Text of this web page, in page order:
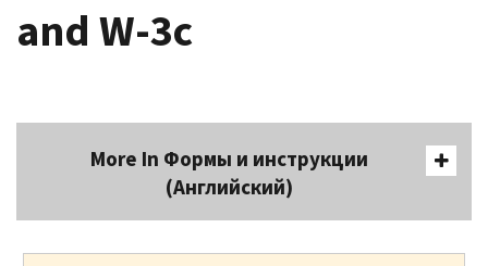
and W-3c
More In Формы и инструкции
(Английский)